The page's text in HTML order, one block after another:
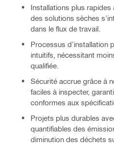
Installations plus
des solutions sèches
dans le flux de travail.
Processus d’installation
intuitifs, nécessitant
qualifiée.
Sécurité accrue grâce à
faciles à inspecter,
conformes aux
Projets plus durables
quantifiables des
diminution des déchets